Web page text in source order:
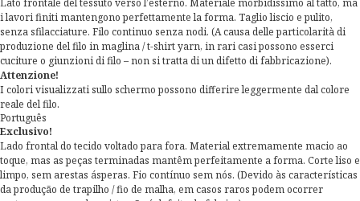
Lato frontale del tessuto verso l’esterno. Materiale morbidissimo al tatto, ma
i lavori finiti mantengono perfettamente la forma. Taglio liscio e pulito,
senza sfilacciature. Filo continuo senza nodi. (A causa delle particolarità di
produzione del filo in maglina / t-shirt yarn, in rari casi possono esserci
cuciture o giunzioni di filo – non si tratta di un difetto di fabbricazione).
Attenzione!
I colori visualizzati sullo schermo possono differire leggermente dal colore
reale del filo.
Português
Exclusivo!
Lado frontal do tecido voltado para fora. Material extremamente macio ao
toque, mas as peças terminadas mantêm perfeitamente a forma. Corte liso e
limpo, sem arestas ásperas. Fio contínuo sem nós. (Devido às características
da produção de trapilho / fio de malha, em casos raros podem ocorrer